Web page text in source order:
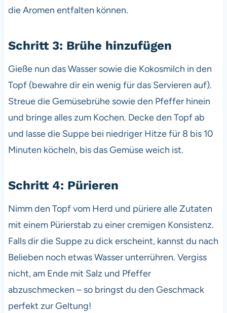
die Aromen entfalten können.
Schritt 3: Brühe hinzufügen
Gieße nun das Wasser sowie die Kokosmilch in den
Topf (bewahre dir ein wenig für das Servieren auf).
Streue die Gemüsebrühe sowie den Pfeffer hinein
und bringe alles zum Kochen. Decke den Topf ab
und lasse die Suppe bei niedriger Hitze für 8 bis 10
Minuten köcheln, bis das Gemüse weich ist.
Schritt 4: Pürieren
Nimm den Topf vom Herd und püriere alle Zutaten
mit einem Pürierstab zu einer cremigen Konsistenz.
Falls dir die Suppe zu dick erscheint, kannst du nach
Belieben noch etwas Wasser unterrühren. Vergiss
nicht, am Ende mit Salz und Pfeffer
abzuschmecken – so bringst du den Geschmack
perfekt zur Geltung!